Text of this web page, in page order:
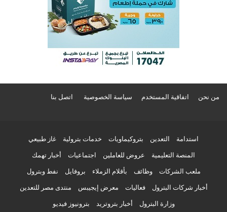
من نحن اتفاقية المستخدم سياسة الخصوصية اتصل بنا
استدامة التعدين بتروكيماويات خدمات بترولية غاز طبيعي
المنصة التعليمية عروض للعاملين اجتماعيات أخبار تهمك
ملعب الشركات وظائف بأقلام الزملاء بروفايل نفط وبترول
أخبار شركات البترول فعاليات معرض إيجيبس منتدى مصر للتعدين
وزارة البترول أخبار بتروتريد بترونيوز فيديو